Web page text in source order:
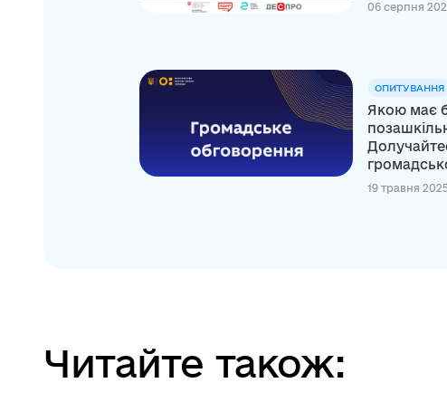
06 серпня
ОПИТУВАННЯ
Якою має
19 травня 2025
Читайте також: